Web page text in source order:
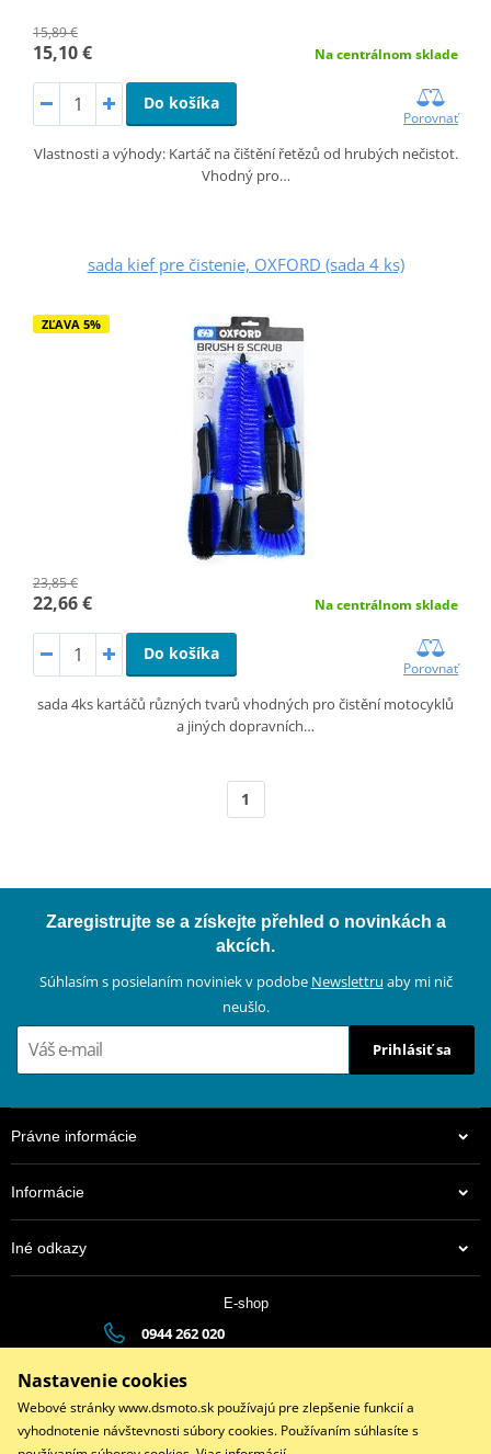
15,89 €
15,10 € Na centrálnom sklade
Do košíka
Porovnať
Vlastnosti a výhody: Kartáč na čištění řetězů od hrubých nečistot.
Vhodný pro…
sada kief pre čistenie, OXFORD (sada 4 ks)
ZĽAVA 5%
23,85 €
22,66 € Na centrálnom sklade
Do košíka
Porovnať
sada 4ks kartáčů různých tvarů vhodných pro čistění motocyklů
a jiných dopravních…
1
Zaregistrujte se a získejte přehled o novinkách a
akcích.
Súhlasím s posielaním noviniek v podobe Newslettru aby mi nič
neušlo.
Prihlásiť sa
Právne informácie
Informácie
Iné odkazy
E-shop
0944 262 020
Po-Pia (8:00 - 17:00) | So (9:00 - 12:00)
Nastavenie cookies
Webové stránky www.dsmoto.sk používajú pre zlepšenie funkcií a
vyhodnotenie návštevnosti súbory cookies. Používaním súhlasíte s